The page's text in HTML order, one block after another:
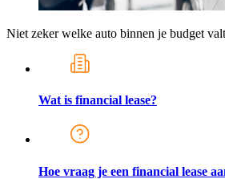
Niet zeker welke auto binnen je budget
Wat is financial lease?
Hoe vraag je een financial lease